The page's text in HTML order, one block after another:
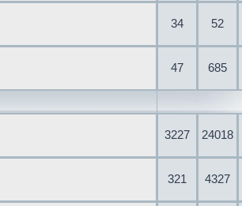
34 52
47 685
3227 24018
321 4327